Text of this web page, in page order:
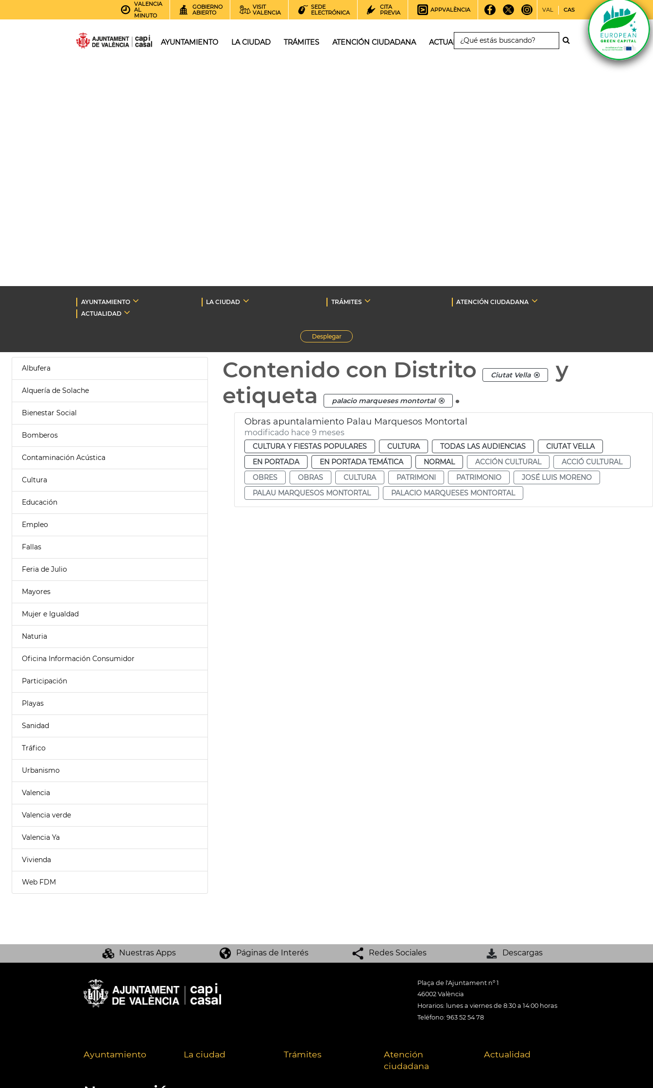
VALENCIA
AL
MINUTO
GOBIERNO
ABIERTO
VISIT
VALENCIA
SEDE
ELECTRÓNICA
CITA
PREVIA
APPVALÈNCIA VAL CAS
AYUNTAMIENTO LA CIUDAD TRÁMITES ATENCIÓN CIUDADANA ACTUALIDAD
AYUNTAMIENTO LA CIUDAD TRÁMITES
ATENCIÓN CIUDADANA
ACTUALIDAD
Desplegar
Albufera
Alquería de Solache
Bienestar Social
Bomberos
Contaminación Acústica
Cultura
Educación
Empleo
Fallas
Feria de Julio
Mayores
Mujer e Igualdad
Naturia
Oficina Información Consumidor
Participación
Playas
Sanidad
Tráfico
Urbanismo
Valencia
Valencia verde
Valencia Ya
Vivienda
Web FDM
Contenido con Distrito Ciutat Vella
y
etiqueta
palacio marqueses montortal .
Obras apuntalamiento Palau Marquesos Montortal
modificado hace 9 meses
CULTURA Y FIESTAS POPULARES CULTURA TODAS LAS AUDIENCIAS
CIUTAT VELLA
EN PORTADA
EN PORTADA TEMÁTICA NORMAL ACCIÓN CULTURAL
ACCIÓ CULTURAL
OBRES
OBRAS CULTURA PATRIMONI PATRIMONIO
JOSÉ LUIS MORENO
PALAU MARQUESOS MONTORTAL
PALACIO MARQUESES MONTORTAL
Nuestras Apps Páginas de Interés Redes Sociales Descargas
Plaça de l'Ajuntament nº 1
46002 València
Horarios: lunes a viernes de 8:30 a 14:00 horas
Teléfono: 963 52 54 78
Ayuntamiento La ciudad Trámites
Atención
ciudadana
Actualidad